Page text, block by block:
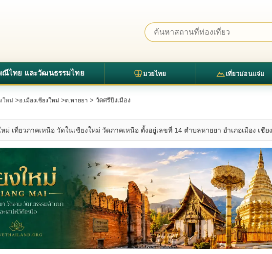
ณีไทย และวัฒนธรรมไทย มวยไทย เที่ยวม่อนแจ่ม
ใหม่ >อ.เมืองเชียงใหม่ >ต.หายยา > วัดศรีปิงเมือง
เที่ยวภาคเหนือ วัดในเชียงใหม่ วัดภาคเหนือ ตั้งอยู่เลขที่ 14 ตำบลหายยา อำเภอเมือง เชีย